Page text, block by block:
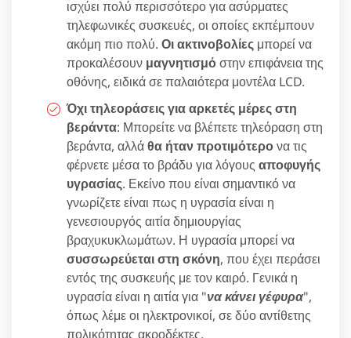
ισχύει πολύ περισσότερο για ασύρματες
τηλεφωνικές συσκευές, οι οποίες εκπέμπουν
ακόμη πιο πολύ. Οι ακτινοβολίες μπορεί να
προκαλέσουν μαγνητισμόστην επιφάνεια της
οθόνης, ειδικά σε παλαιότερα μοντέλα LCD.
Όχι τηλεοράσεις για αρκετές μέρες στη
βεράντα: Μπορείτε να βλέπετε τηλεόραση στη
βεράντα, αλλάθα ήταν προτιμότερονα τις
φέρνετε μέσα το βράδυ για λόγους αποφυγής
υγρασίας. Εκείνο που είναι σημαντικό να
γνωρίζετε είναι πως η υγρασία είναι η
γενεσιουργός αιτία δημιουργίας
βραχυκυκλωμάτων. Η υγρασία μπορεί να
συσσωρεύεται στη σκόνη, που έχει περάσει
εντός της συσκευής με τον καιρό. Γενικά η
υγρασία είναι η αιτία για "να κάνει γέφυρα",
όπως λέμε οι ηλεκτρονικοί, σε δύο αντίθετης
πολικότητας ακροδέκτες.